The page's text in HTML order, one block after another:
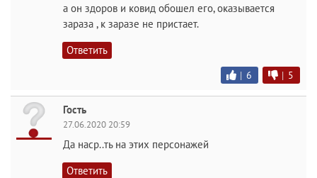
а он здоров и ковид обошел его, оказывается
зараза , к заразе не пристает.
Ответить
| 6 | 5
Гость
27.06.2020 20:59
Да наср..ть на этих персонажей
Ответить